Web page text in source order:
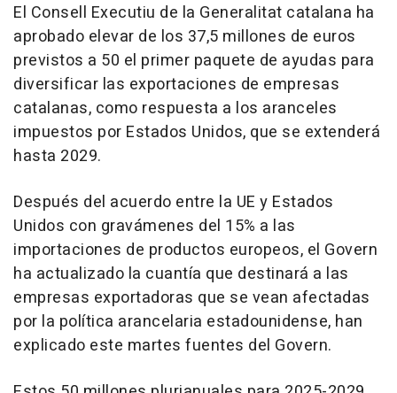
El Consell Executiu de la Generalitat catalana ha
aprobado elevar de los 37,5 millones de euros
previstos a 50 el primer paquete de ayudas para
diversificar las exportaciones de empresas
catalanas, como respuesta a los aranceles
impuestos por Estados Unidos, que se extenderá
hasta 2029.
Después del acuerdo entre la UE y Estados
Unidos con gravámenes del 15% a las
importaciones de productos europeos, el Govern
ha actualizado la cuantía que destinará a las
empresas exportadoras que se vean afectadas
por la política arancelaria estadounidense, han
explicado este martes fuentes del Govern.